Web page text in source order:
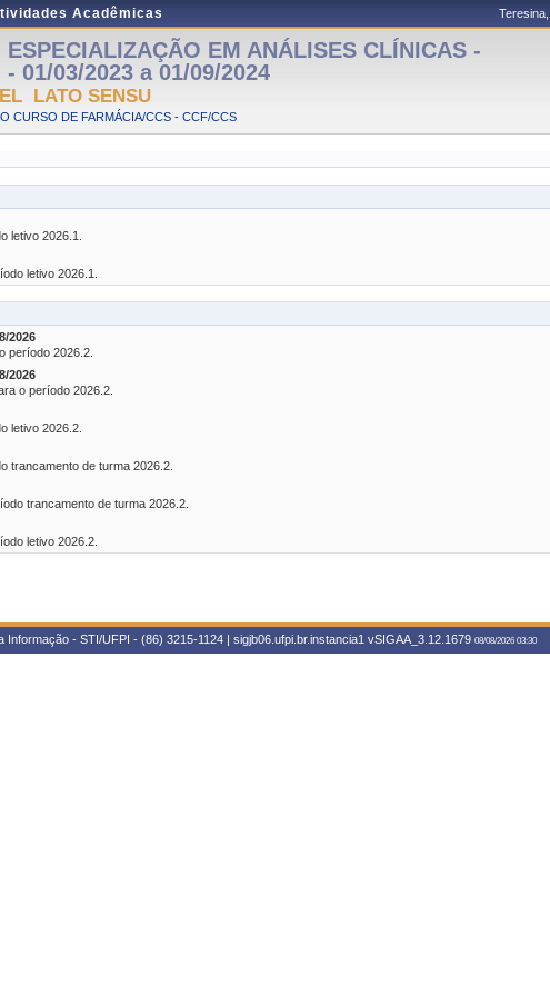
Acadêmicas
ESPECIALIZAÇÃO EM ANÁLISES CLÍNICAS -
01/03/2023 a 01/09/2024
LATO SENSU
CURSO DE FARMÁCIA/CCS - CCF/CCS
letivo 2026.1.
letivo 2026.1.
2026
período 2026.2.
2026
o período 2026.2.
letivo 2026.2.
trancamento de turma 2026.2.
trancamento de turma 2026.2.
letivo 2026.2.
Informação - STI/UFPI - (86) 3215-1124 | sigjb06.ufpi.br.instancia1 vSIGAA_3.12.1679 08/08/2026 03:30